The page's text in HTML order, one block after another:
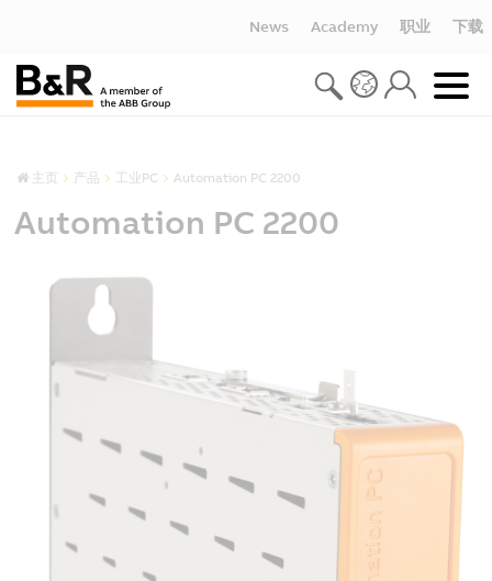
News Academy 职业 下载
主页 产品 工业PC Automation PC 2200
Automation PC 2200